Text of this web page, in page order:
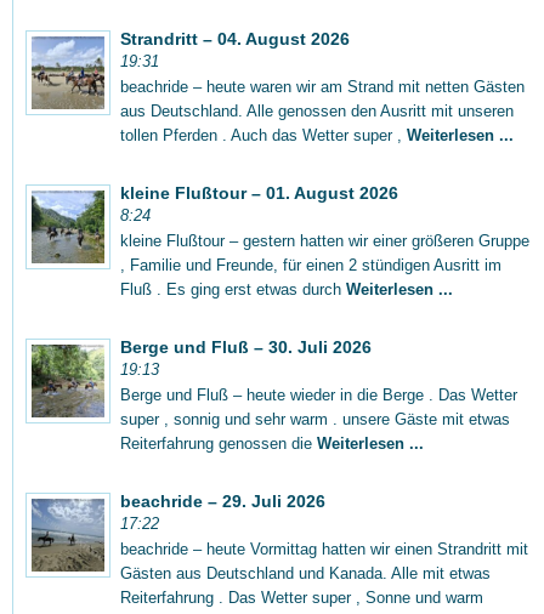
Strandritt – 04. August 2026
19:31
beachride – heute waren wir am Strand mit netten Gästen
aus Deutschland. Alle genossen den Ausritt mit unseren
tollen Pferden . Auch das Wetter super , Weiterlesen ...
kleine Flußtour – 01. August 2026
8:24
kleine Flußtour – gestern hatten wir einer größeren Gruppe
, Familie und Freunde, für einen 2 stündigen Ausritt im
Fluß . Es ging erst etwas durch Weiterlesen ...
Berge und Fluß – 30. Juli 2026
19:13
Berge und Fluß – heute wieder in die Berge . Das Wetter
super , sonnig und sehr warm . unsere Gäste mit etwas
Reiterfahrung genossen die Weiterlesen ...
beachride – 29. Juli 2026
17:22
beachride – heute Vormittag hatten wir einen Strandritt mit
Gästen aus Deutschland und Kanada. Alle mit etwas
Reiterfahrung . Das Wetter super , Sonne und warm